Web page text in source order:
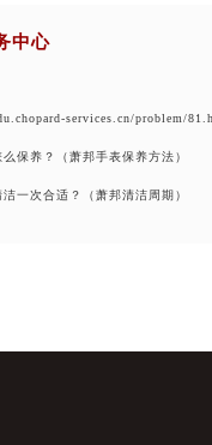
中心
services.cn/problem/
保养？（萧邦手表保养方法）
一次合适？（萧邦清洁周期）